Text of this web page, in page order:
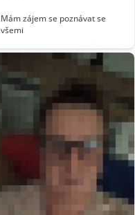
Mám zájem se poznávat se
všemi